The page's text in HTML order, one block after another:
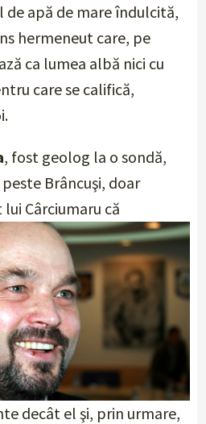
apă de mare îndulcită,
hermeneut care, pe
ca lumea albă nici cu
care se califică,
, fost geolog la o sondă,
Brâncuşi, doar
Cârciumaru că
decât el şi, prin urmare,